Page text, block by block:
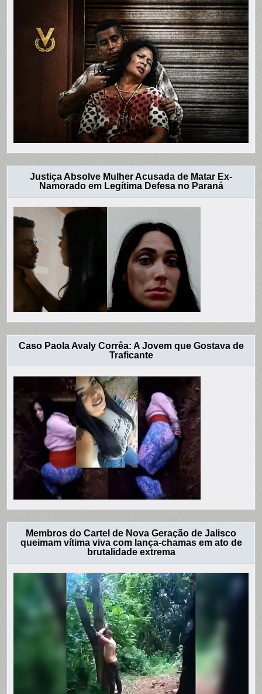
Justiça Absolve Mulher Acusada de Matar Ex-
Namorado em Legítima Defesa no Paraná
Caso Paola Avaly Corrêa: A Jovem que Gostava de
Traficante
Membros do Cartel de Nova Geração de Jalisco
queimam vítima viva com lança-chamas em ato de
brutalidade extrema